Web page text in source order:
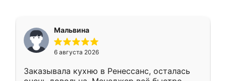
Мальвина
6 августа 2026
Заказывала кухню в Ренессанс, осталась